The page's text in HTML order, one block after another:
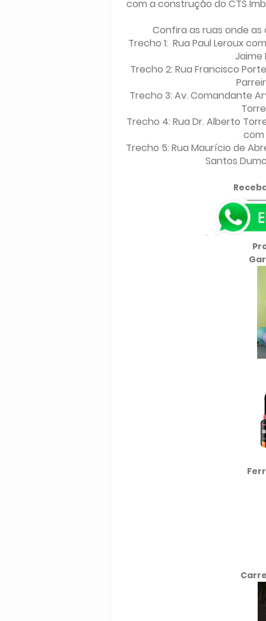
com a construção do CTS
Confira as ruas onde
Trecho 1: Rua Paul Leroux
Jaime
Trecho 2: Rua Francisco
Trecho 3: Av. Comandante
Trecho 4: Rua Dr. Alberto
com
Trecho 5: Rua Maurício de
Santos
.